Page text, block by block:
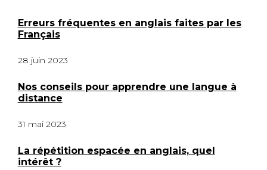
Erreurs fréquentes en anglais faites par les
Français
28 juin 2023
Nos conseils pour apprendre une langue à
distance
31 mai 2023
La répétition espacée en anglais, quel
intérêt ?